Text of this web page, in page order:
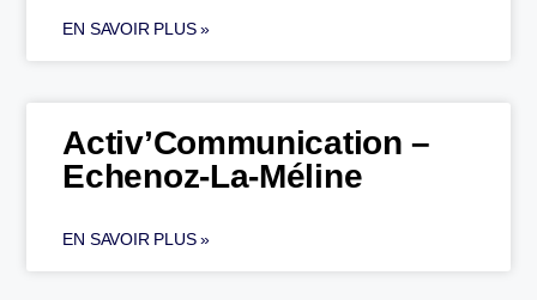
EN SAVOIR PLUS »
Activ’Communication –
Echenoz-La-Méline
EN SAVOIR PLUS »